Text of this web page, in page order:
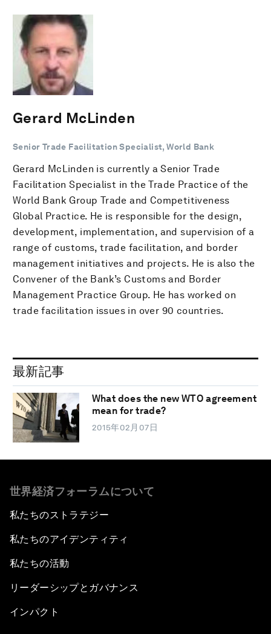
Gerard McLinden
Senior Trade Facilitation Specialist, World Bank
Gerard McLinden is currently a Senior Trade
Facilitation Specialist in the Trade Practice of the
World Bank Group Trade and Competitiveness
Global Practice. He is responsible for the design,
development, implementation, and supervision of a
range of customs, trade facilitation, and border
management initiatives and projects. He is also the
Convener of the Bank’s Customs and Border
Management Practice Group. He has worked on
trade facilitation issues in over 90 countries.
最新記事
What does the new WTO agreement
mean for trade?
2015年02月07日
世界経済フォーラムについて
私たちのストラテジー
私たちのアイデンティティ
私たちの活動
リーダーシップとガバナンス
インパクト